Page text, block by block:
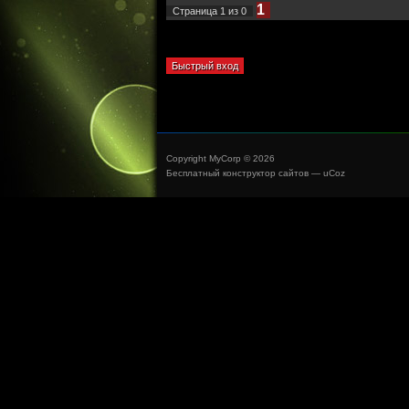
Страница 1 из 0 1
Copyright MyCorp © 2026
Бесплатный конструктор сайтов — uCoz